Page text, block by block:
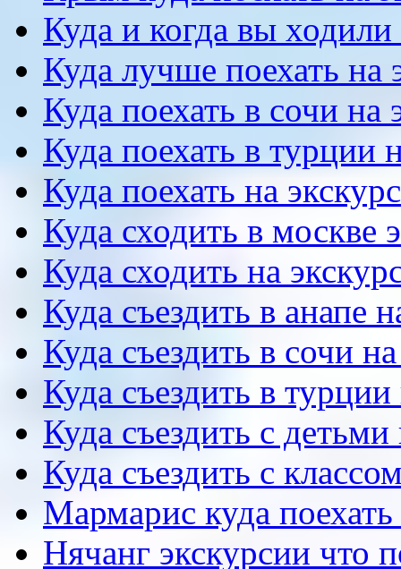
Куда и когда вы
Куда лучше поехать на
Куда поехать в сочи на
Куда поехать в турции
Куда поехать на
Куда сходить в москве
Куда сходить на
Куда съездить в анапе
Куда съездить в сочи
Куда съездить в
Куда съездить с
Куда съездить с
Мармарис куда
Нячанг экскурсии что